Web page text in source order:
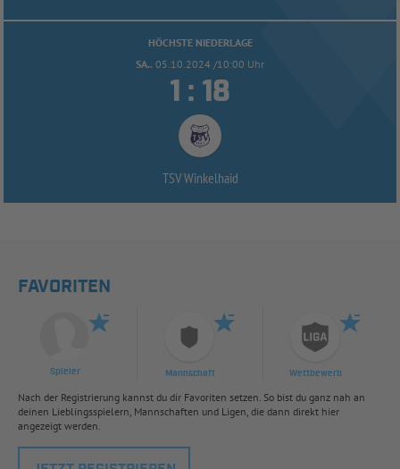
HÖCHSTE NIEDERLAGE
SA.. 05.10.2024 /10:00 Uhr
 : 
TSV Winkelhaid
FAVORITEN
Spieler Mannschaft Wettbewerb
Nach der Registrierung kannst du dir Favoriten setzen. So bist du ganz nah an
deinen Lieblingsspielern, Mannschaften und Ligen, die dann direkt hier
angezeigt werden.